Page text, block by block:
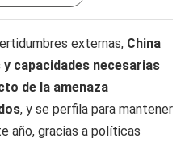
externas, China
capacidades necesarias
de la amenaza
, y se perfila para mantener
año, gracias a políticas